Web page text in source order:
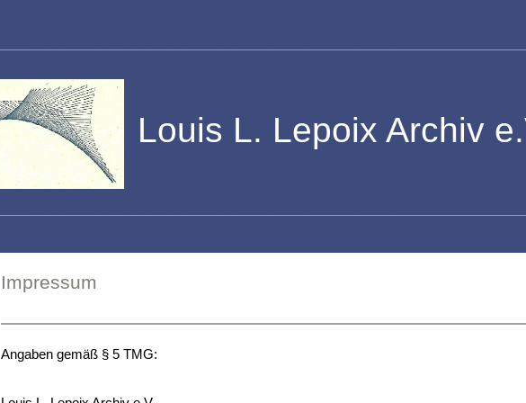
Louis L. Lepoix Archiv
Impressum
Angaben gemäß § 5 TMG: